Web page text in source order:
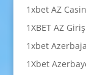
1xbet AZ
1XBET AZ Giriş
1xbet
1Xbet